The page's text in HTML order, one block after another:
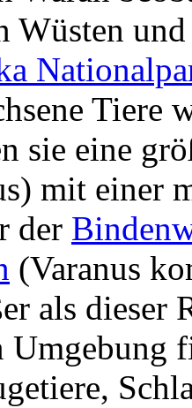
Wüsten
Tiere
sie eine
mit einer
der
(Varanus
als dieser
Umgebung